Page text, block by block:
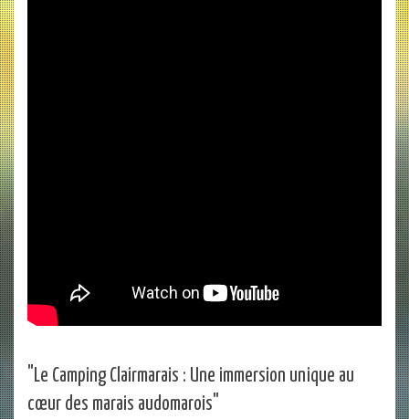
"Le Camping Clairmarais : Une immersion unique au
cœur des marais audomarois"